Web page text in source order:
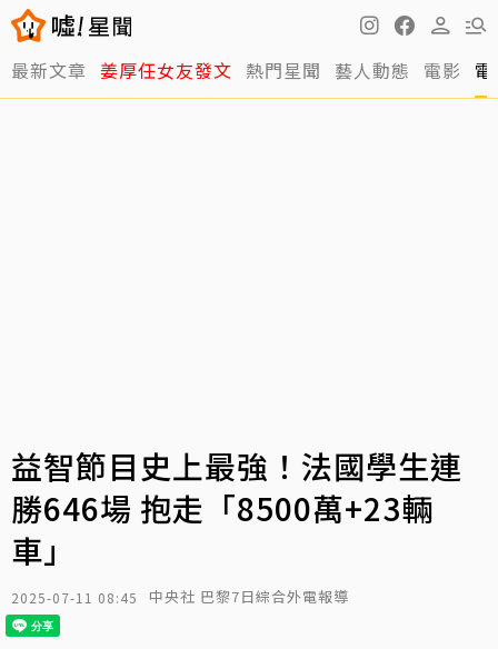
最新文章 姜厚任女友發文 熱門星聞 藝人動態 電影
益智節目史上最強！法國學生連
勝646場 抱走「8500萬+23輛
車」
2025-07-11 08:45 中央社 巴黎7日綜合外電報導